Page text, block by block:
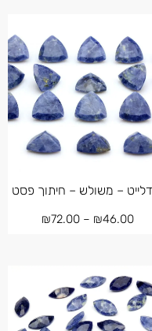
– משולש – חיתוך פסט
₪46.00
–
₪72.00